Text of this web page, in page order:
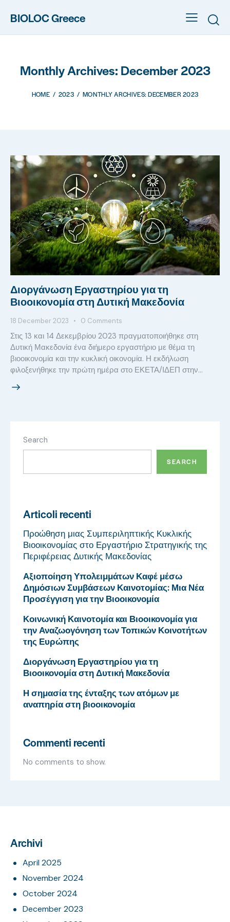
BIOLOC Greece
Monthly Archives: December 2023
HOME 2023 MONTHLY ARCHIVES: DECEMBER 2023
Διοργάνωση Εργαστηρίου για τη
Βιοοικονομία στη Δυτική Μακεδονία
18 December 2023 0 Comments
Στις 13 και 14 Δεκεμβρίου 2023 πραγματοποιήθηκε στη
Δυτική Μακεδονία ένα διήμερο εργαστήριο με θέμα τη
βιοοικονομία και την κυκλική οικονομία. Η εκδήλωση
φιλοξενήθηκε την πρώτη ημέρα στο ΕΚΕΤΑ/ΙΔΕΠ στην…
Search
SEARCH
Articoli recenti
Προώθηση μιας Συμπεριληπτικής Κυκλικής
Βιοοικονομίας στο Εργαστήριο Στρατηγικής της
Περιφέρειας Δυτικής Μακεδονίας
Αξιοποίηση Υπολειμμάτων Καφέ μέσω
Δημόσιων Συμβάσεων Καινοτομίας: Μια Νέα
Προσέγγιση για την Βιοοικονομία
Κοινωνική Καινοτομία και Βιοοικονομία για
την Αναζωογόνηση των Τοπικών Κοινοτήτων
της Ευρώπης
Διοργάνωση Εργαστηρίου για τη
Βιοοικονομία στη Δυτική Μακεδονία
Η σημασία της ένταξης των ατόμων με
αναπηρία στη βιοοικονομία
Commenti recenti
No comments to show.
Archivi
April 2025
November 2024
October 2024
December 2023